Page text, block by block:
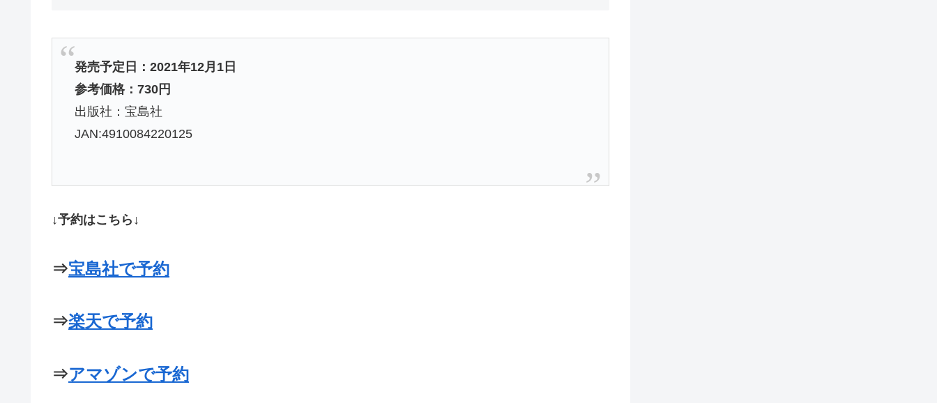
発売予定日：2021年12月1日
参考価格：730円
出版社：宝島社
JAN:4910084220125
↓予約はこちら↓
⇒宝島社で予約
⇒楽天で予約
⇒アマゾンで予約